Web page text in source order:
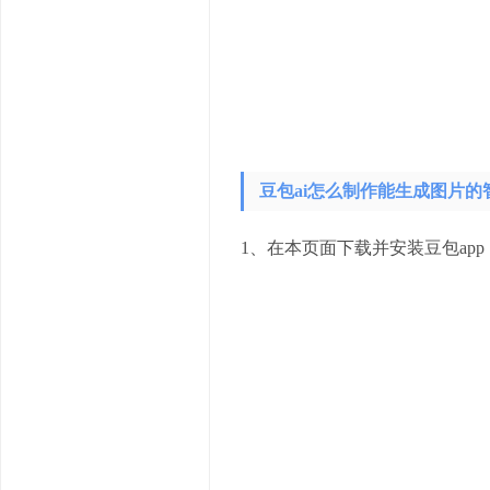
豆包ai怎么制作能生成图片的
1、在本页面下载并安装豆包app